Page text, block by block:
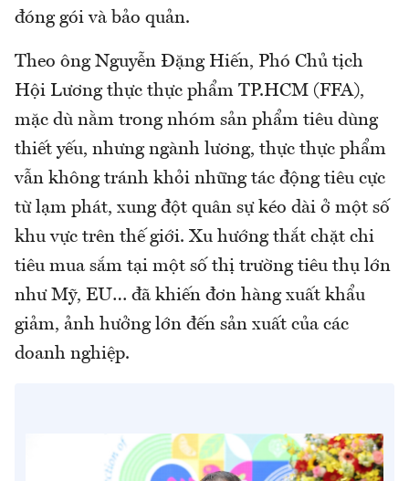
đóng gói và bảo quản.
Theo ông Nguyễn Đặng Hiến, Phó Chủ tịch
Hội Lương thực thực phẩm TP.HCM (FFA),
mặc dù nằm trong nhóm sản phẩm tiêu dùng
thiết yếu, nhưng ngành lương, thực thực phẩm
vẫn không tránh khỏi những tác động tiêu cực
từ lạm phát, xung đột quân sự kéo dài ở một số
khu vực trên thế giới. Xu hướng thắt chặt chi
tiêu mua sắm tại một số thị trường tiêu thụ lớn
như Mỹ, EU… đã khiến đơn hàng xuất khẩu
giảm, ảnh hưởng lớn đến sản xuất của các
doanh nghiệp.